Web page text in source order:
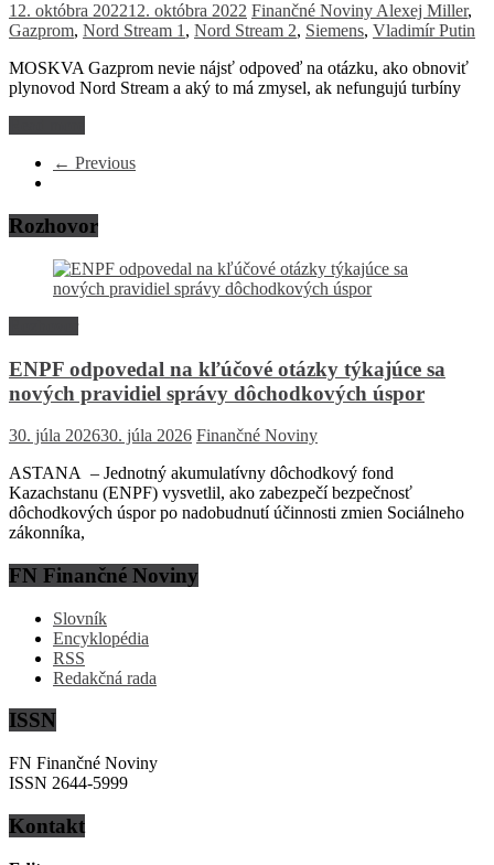
12. októbra 202212. októbra 2022 Finančné NovinyAlexej Miller,
Gazprom, Nord Stream 1, Nord Stream 2, Siemens, Vladimír Putin
MOSKVA Gazprom nevie nájsť odpoveď na otázku, ako obnoviť
plynovod Nord Stream a aký to má zmysel, ak nefungujú turbíny
← Previous
Rozhovor
ENPF odpovedal na kľúčové otázky týkajúce sa
nových pravidiel správy dôchodkových úspor
30. júla 202630. júla 2026 Finančné Noviny
ASTANA – Jednotný akumulatívny dôchodkový fond
Kazachstanu (ENPF) vysvetlil, ako zabezpečí bezpečnosť
dôchodkových úspor po nadobudnutí účinnosti zmien Sociálneho
zákonníka,
FN Finančné Noviny
Slovník
Encyklopédia
RSS
Redakčná rada
ISSN
FN Finančné Noviny
ISSN 2644-5999
Kontakt